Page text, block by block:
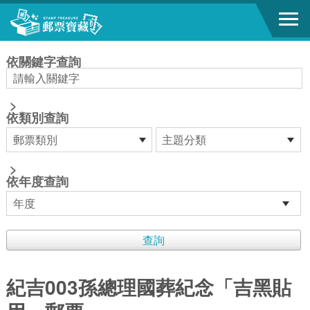
跳到主要內容區塊
依關鍵字查詢
>
依類別查詢
>
依年度查詢
紀吉003孫總理國葬紀念「吉黑貼